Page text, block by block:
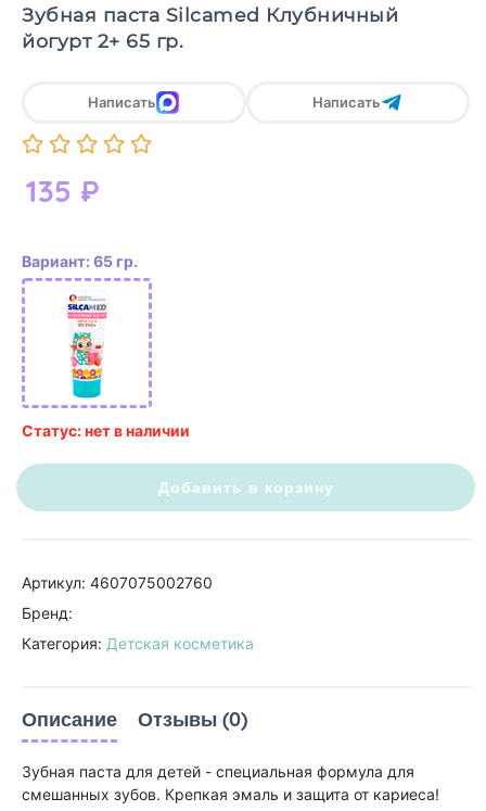
Зубная паста Silcamed Клубничный
йогурт 2+ 65 гр.
135 ₽
Написать Написать
Вариант: 65 гр.
Статус: нет в наличии
Добавить в корзину
Артикул: 4607075002760
Бренд:
Категория: Детская косметика
Описание Отзывы (0)
Зубная паста для детей - cпециальная формула для
смешанных зубов. Крепкая эмаль и защита от кариеса!